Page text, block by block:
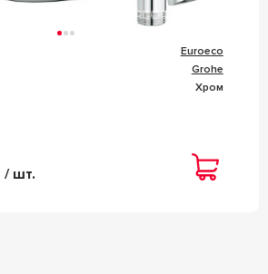
Euroeco
Grohe
Хром
/ шт.